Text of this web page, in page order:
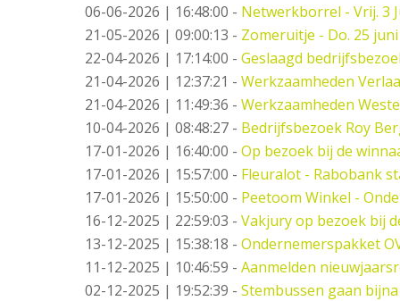
06-06-2026 | 16:48:00 - Netwerkborrel - Vrij. 3
21-05-2026 | 09:00:13 - Zomeruitje - Do. 25 juni
22-04-2026 | 17:14:00 - Geslaagd
21-04-2026 | 12:37:21 - Werkzaamheden
21-04-2026 | 11:49:36 - Werkzaamheden
10-04-2026 | 08:48:27 - Bedrijfsbezoek Roy
17-01-2026 | 16:40:00 - Op bezoek bij de
17-01-2026 | 15:57:00 - Fleuralot - Rabobank
17-01-2026 | 15:50:00 - Peetoom Winkel -
16-12-2025 | 22:59:03 - Vakjury op bezoek bij
13-12-2025 | 15:38:18 - Ondernemerspakket
11-12-2025 | 10:46:59 - Aanmelden
02-12-2025 | 19:52:39 - Stembussen gaan